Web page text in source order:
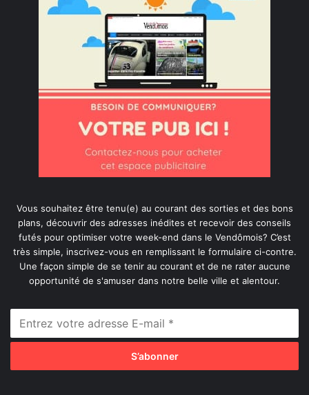
Vous souhaitez être tenu(e) au courant des sorties et des bons
plans, découvrir des adresses inédites et recevoir des conseils
futés pour optimiser votre week-end dans le Vendômois? C’est
très simple, inscrivez-vous en remplissant le formulaire ci-contre.
Une façon simple de se tenir au courant et de ne rater aucune
opportunité de s'amuser dans notre belle ville et alentour.